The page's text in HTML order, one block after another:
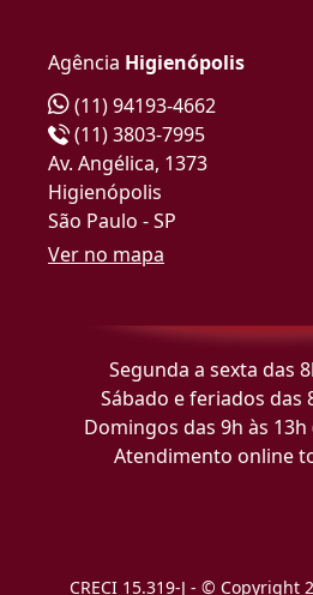
Agência Higienópolis
(11) 94193-4662
(11) 3803-7995
Av. Angélica, 1373
Higienópolis
São Paulo - SP
Ver no mapa
Segunda a sexta das
Sábado e feriados das
Domingos das 9h às
Atendimento online
CRECI 15.319-J - © Copyright